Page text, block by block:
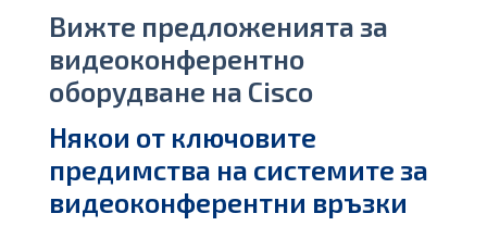
Вижте предложенията за
видеоконферентно
оборудване на Сisco
Някои от ключовите
предимства на системите за
видеоконферентни връзки